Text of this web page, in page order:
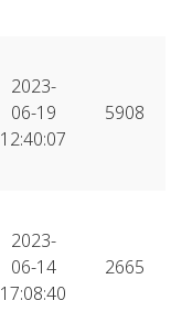
2023-
06-19
12:40:07
5908
2023-
06-14
17:08:40
2665